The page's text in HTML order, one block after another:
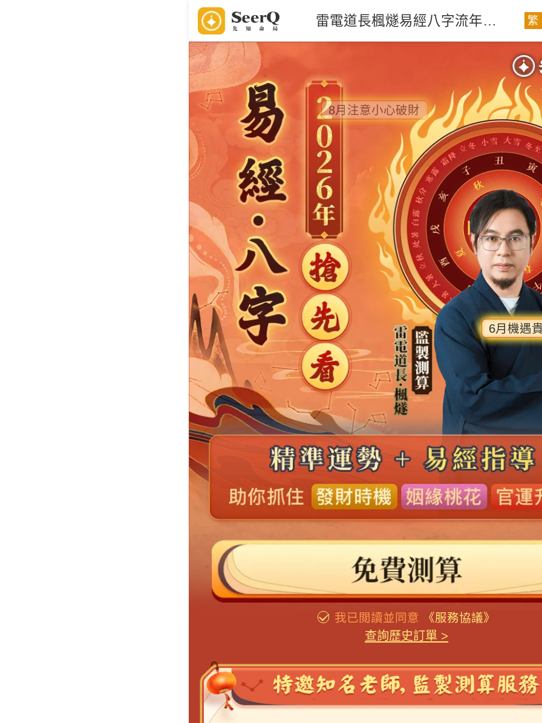
雷電道長楓燧易經八字流年運勢 繁
8月注意小心破財
10月機遇
我已閲讀並同意
《服務協議》
查詢歷史訂單 >